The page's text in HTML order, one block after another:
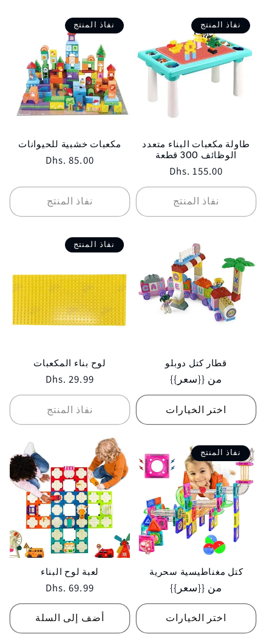
نفاذ المنتج
مكعبات خشبية للحيوانات
Regular
Dhs. 85.00
نفاذ المنتج
نفاذ المنتج
طاولة مكعبات البناء متعدد
الوظائف 300 قطعة
Regular
price
Dhs. 155.00
نفاذ المنتج
نفاذ المنتج
لوح بناء المكعبات
Regular
price
Dhs. 29.99
نفاذ المنتج
قطار كتل دوبلو
Regular
price
من {{سعر}}
اختر الخيارات
لعبة لوح البناء
Regular
price
Dhs. 69.99
أضف إلى السلة
نفاذ المنتج
كتل مغناطيسية سحرية
Regular
price
من {{سعر}}
اختر الخيارات